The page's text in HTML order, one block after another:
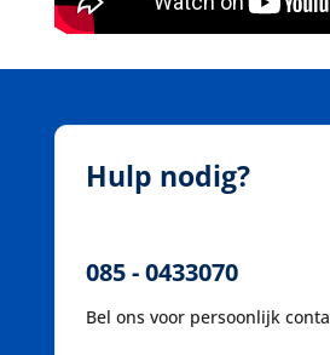
Hulp nodig?
085 - 0433070
Bel ons voor persoonlijk